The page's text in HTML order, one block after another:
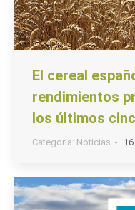
El cereal
rendimientos
los últimos
Categoria: Noticias